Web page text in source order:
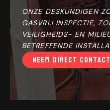
ONZE DESKUNDIGEN
GASVRIJ INSPECTIE,
VEILIGHEIDS- EN
BETREFFENDE
NEEM DIRECT